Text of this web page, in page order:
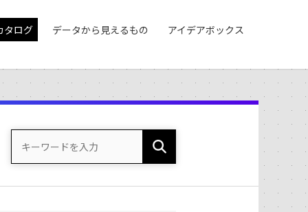
タログ データから見えるもの アイデアボックス